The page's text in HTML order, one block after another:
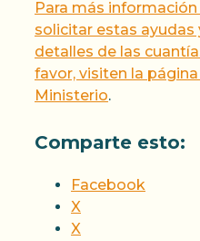
Para más
solicitar estas ayudas
detalles de las
favor, visiten la
Ministerio.
Comparte esto:
Facebook
X
X